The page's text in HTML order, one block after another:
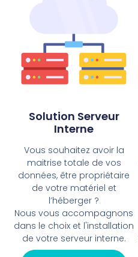
Solution Serveur
Interne
Vous souhaitez avoir la
maitrise totale de vos
données, être propriétaire
de votre matériel et
l’héberger ?
Nous vous accompagnons
dans le choix et l'installation
de votre serveur interne.